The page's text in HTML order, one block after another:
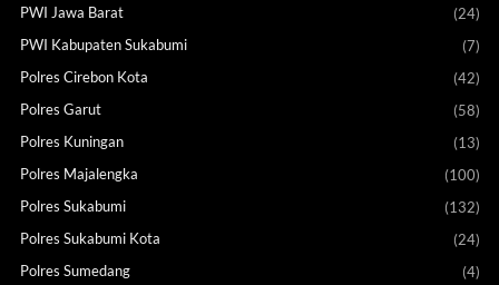
PWI Jawa Barat
(24)
PWI Kabupaten Sukabumi
(7)
Polres Cirebon Kota
(42)
Polres Garut
(58)
Polres Kuningan
(13)
Polres Majalengka
(100)
Polres Sukabumi
(132)
Polres Sukabumi Kota
(24)
Polres Sumedang
(4)